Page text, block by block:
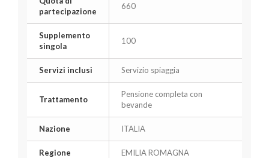
partecipazione
660
Supplemento
singola
100
Servizi inclusi Servizio spiaggia
Trattamento
Pensione completa con
bevande
Nazione ITALIA
Regione EMILIA ROMAGNA